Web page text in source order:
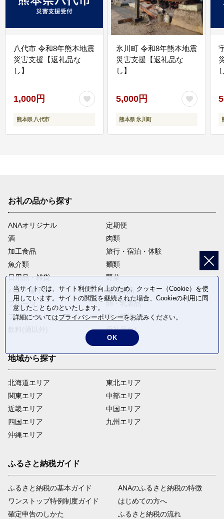
八代市 令和8年熊本地震
災害支援【返礼品な
し】
1,000円
熊本県 八代市
氷川町 令和8年熊本地震
災害支援【返礼品な
し】
5,000円
熊本県 氷川町
お礼の品から探す
ANAオリジナル
定期便
酒
肉類
加工食品
旅行・宿泊・体験
魚介類
麺類
日用品・雑貨
野菜
パン・菓子類
電化製品
フルーツ
卵・乳製品
ファッション
米・穀物
返礼品なし
地域から探す
北海道エリア
関東エリア
近畿エリア
四国エリア
沖縄エリア
東北エリア
中部エリア
中国エリア
九州エリア
ふるさと納税ガイド
ふるさと納税の基本ガイド
ワンストップ特例制度ガイド
確定申告のしかた
ANAのふるさと納税の特徴
はじめての方へ
ふるさと納税の流れ
当サイトでは、サイト利便性向上のため、クッキー（Cookie）を使
用しています。サイトの閲覧を継続された場合、Cookieの利用に同
意したことものといたします。
詳細についてはプライバシーポリシーをお読みください。
OK